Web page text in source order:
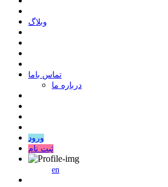
وبلاگ
ﺗﻤﺎﺱ ﺑﺎﻣﺎ
درباره ما
ورود
ثبت نام
en